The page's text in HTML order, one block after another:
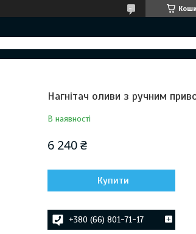
Нагнітач оливи з ручним
В наявності
6 240 ₴
Купити
+380 (66) 801-71-17